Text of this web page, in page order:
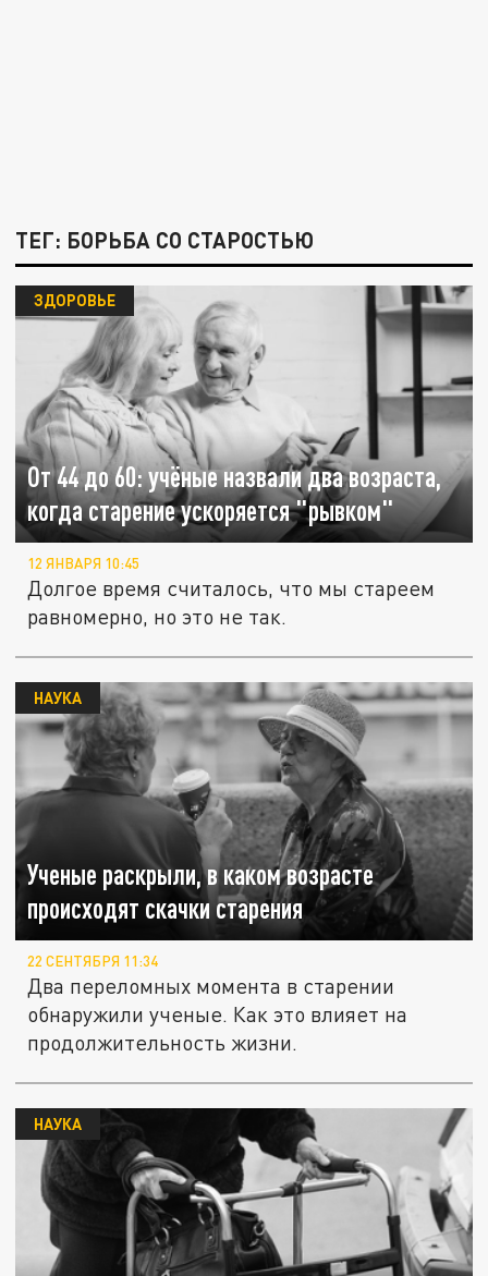
ТЕГ: БОРЬБА СО СТАРОСТЬЮ
От 44 до 60: учёные назвали два возраста,
когда старение ускоряется "рывком"
ЗДОРОВЬЕ
12 ЯНВАРЯ 10:45
Долгое время считалось, что мы стареем
равномерно, но это не так.
Ученые раскрыли, в каком возрасте
происходят скачки старения
НАУКА
22 СЕНТЯБРЯ 11:34
Два переломных момента в старении
обнаружили ученые. Как это влияет на
продолжительность жизни.
НАУКА